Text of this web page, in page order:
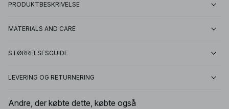
PRODUKTBESKRIVELSE
MATERIALS AND CARE
STØRRELSESGUIDE
LEVERING OG RETURNERING
Andre, der købte dette, købte også